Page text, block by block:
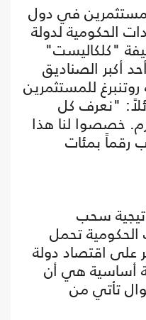
في دول
الحكومية لدولة
"كلكاليست"
أكبر الصناديق
للمستثمرين
"نعرف كل
خصصوا لنا هذا
رقماً بمئات
سحب
الحكومية تحمل
على اقتصاد دولة
أساسية هي أن
تأتي من